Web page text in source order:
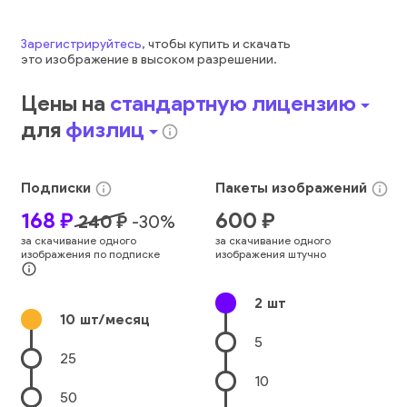
Зарегистрируйтесь, чтобы купить и скачать
это изображениев высоком разрешении.
Цены на стандартную лицензиюarrow_drop_down
для физлицarrow_drop_downinfo_outline
Подписки info_outline
168 ₽ 240₽ -30%
за скачивание одного
изображения по подписке
info_outline
10 шт/месяц
25
50
Пакеты изображений info_outline
600 ₽
за скачивание одного
изображения штучно
2 шт
5
10